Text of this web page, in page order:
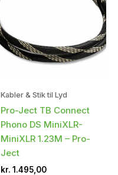
Kabler & Stik til Lyd
Pro-Ject TB Connect
Phono DS MiniXLR-
MiniXLR 1.23M – Pro-
Ject
kr. 1.495,00